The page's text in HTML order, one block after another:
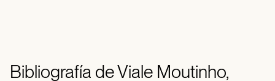
Bibliografía de Viale Moutinho,